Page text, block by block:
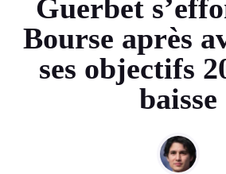
Guerbet
Bourse après
ses objectifs
baisse